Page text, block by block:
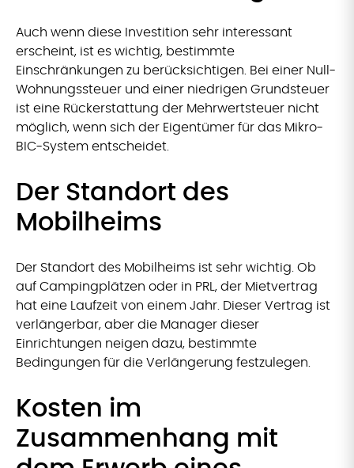
Auch wenn diese Investition sehr interessant
erscheint, ist es wichtig, bestimmte
Einschränkungen zu berücksichtigen. Bei einer Null-
Wohnungssteuer und einer niedrigen Grundsteuer
ist eine Rückerstattung der Mehrwertsteuer nicht
möglich, wenn sich der Eigentümer für das Mikro-
BIC-System entscheidet.
Der Standort des
Mobilheims
Der Standort des Mobilheims ist sehr wichtig. Ob
auf Campingplätzen oder in PRL, der Mietvertrag
hat eine Laufzeit von einem Jahr. Dieser Vertrag ist
verlängerbar, aber die Manager dieser
Einrichtungen neigen dazu, bestimmte
Bedingungen für die Verlängerung festzulegen.
Kosten im
Zusammenhang mit